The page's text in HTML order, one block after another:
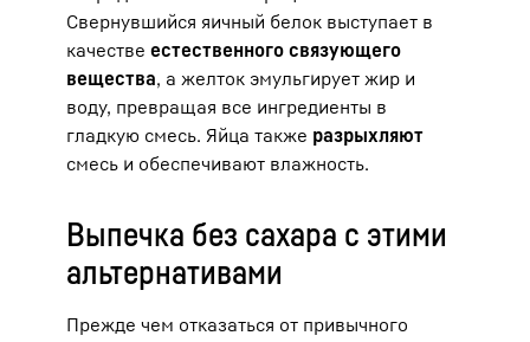
Свернувшийся яичный белок выступает в
качестве естественного связующего
вещества, а желток эмульгирует жир и
воду, превращая все ингредиенты в
гладкую смесь. Яйца также разрыхляют
смесь и обеспечивают влажность.
Выпечка без сахара с этими
альтернативами
Прежде чем отказаться от привычного